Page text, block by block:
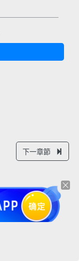
下一章節